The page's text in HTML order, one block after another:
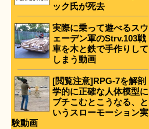
ック氏が死去
実際に乗って遊べるスウ
ェーデン軍のStrv.103戦
車を木と鉄で手作りして
しまう動画
[閲覧注意]RPG-7を解剖
学的に正確な人体模型に
ブチこむとこうなる、と
いうスローモーション実
験動画